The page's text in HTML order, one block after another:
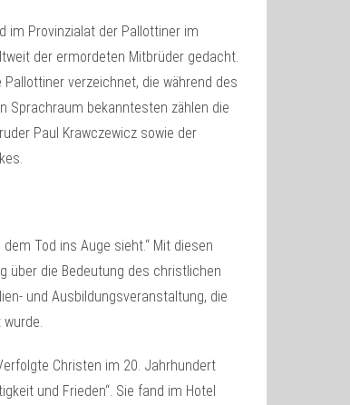
im Provinzialat der Pallottiner im
der ermordeten Mitbrüder gedacht.
verzeichnet, die während des
Sprachraum bekanntesten zählen die
Paul Krawczewicz sowie der
Tod ins Auge sieht.“ Mit diesen
über die Bedeutung des christlichen
und Ausbildungsveranstaltung, die
Christen im 20. Jahrhundert
und Frieden“. Sie fand im Hotel